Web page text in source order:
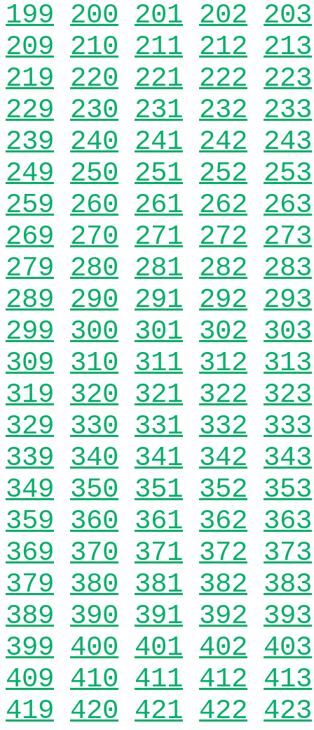
199 200 201 202 203
209 210 211 212 213
219 220 221 222 223
229 230 231 232 233
239 240 241 242 243
249 250 251 252 253
259 260 261 262 263
269 270 271 272 273
279 280 281 282 283
289 290 291 292 293
299 300 301 302 303
309 310 311 312 313
319 320 321 322 323
329 330 331 332 333
339 340 341 342 343
349 350 351 352 353
359 360 361 362 363
369 370 371 372 373
379 380 381 382 383
389 390 391 392 393
399 400 401 402 403
409 410 411 412 413
419 420 421 422 423